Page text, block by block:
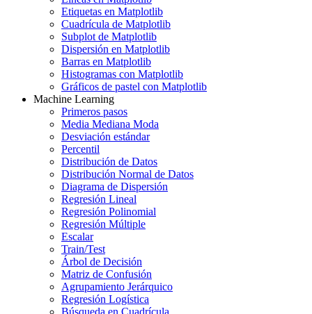
Etiquetas en Matplotlib
Cuadrícula de Matplotlib
Subplot de Matplotlib
Dispersión en Matplotlib
Barras en Matplotlib
Histogramas con Matplotlib
Gráficos de pastel con Matplotlib
Machine Learning
Primeros pasos
Media Mediana Moda
Desviación estándar
Percentil
Distribución de Datos
Distribución Normal de Datos
Diagrama de Dispersión
Regresión Lineal
Regresión Polinomial
Regresión Múltiple
Escalar
Train/Test
Árbol de Decisión
Matriz de Confusión
Agrupamiento Jerárquico
Regresión Logística
Búsqueda en Cuadrícula